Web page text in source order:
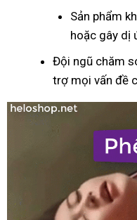
Sản phẩm
hoặc gây dị
Đội ngũ chăm
trợ mọi vấn đề